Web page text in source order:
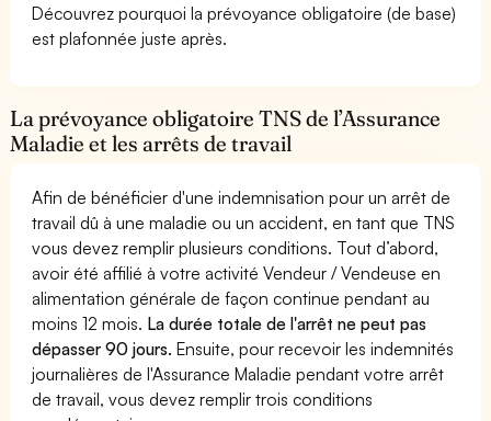
Découvrez pourquoi la prévoyance obligatoire (de base)
est plafonnée juste après.
La prévoyance obligatoire TNS de l’Assurance
Maladie et les arrêts de travail
Afin de bénéficier d'une indemnisation pour un arrêt de
travail dû à une maladie ou un accident, en tant que TNS
vous devez remplir plusieurs conditions. Tout d’abord,
avoir été affilié à votre activité Vendeur / Vendeuse en
alimentation générale de façon continue pendant au
moins 12 mois. La durée totale de l'arrêt ne peut pas
dépasser 90 jours. Ensuite, pour recevoir les indemnités
journalières de l'Assurance Maladie pendant votre arrêt
de travail, vous devez remplir trois conditions